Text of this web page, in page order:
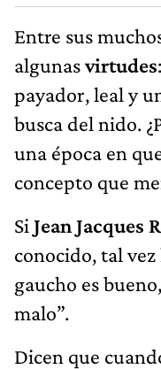
Entre sus
algunasvirtudes
payador, leal y
busca del nido.
una época en
concepto que
Si Jean Jacques
conocido, tal
gaucho es
malo”.
Dicen que